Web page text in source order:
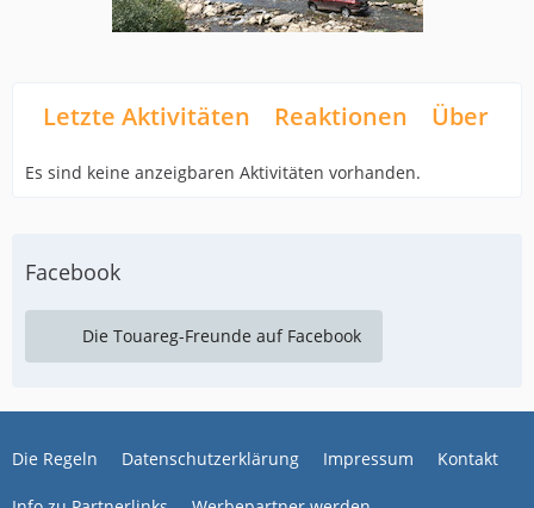
Letzte Aktivitäten Reaktionen Über
Es sind keine anzeigbaren Aktivitäten vorhanden.
Facebook
Die Touareg-Freunde auf Facebook
Die Regeln Datenschutzerklärung Impressum Kontakt